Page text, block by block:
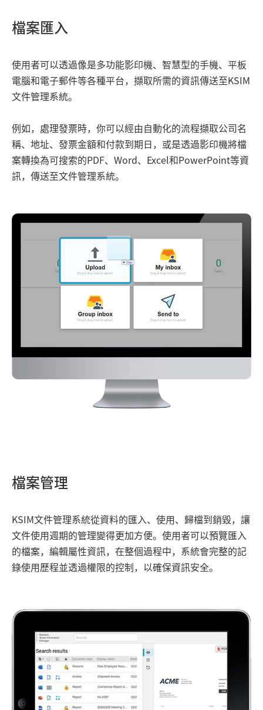
檔案匯入
使用者可以透過像是多功能影印機、智慧型的手機、平板
電腦和電子郵件等各種平台，擷取所需的資訊傳送至KSIM
文件管理系統。
例如，處理發票時，你可以經由自動化的流程擷取公司名
稱、地址、發票金額和付款到期日，或是透過影印機將檔
案轉換為可搜索的PDF、Word、Excel和PowerPoint等資
訊，傳送至文件管理系統。
檔案管理
KSIM文件管理系統從資料的匯入、使用、歸檔到銷毀，讓
文件使用週期的管理變得更加方便。使用者可以預覽匯入
的檔案，編輯屬性資訊，在整個過程中，系統會完整的記
錄使用歷程並透過權限的控制，以確保資訊安全。